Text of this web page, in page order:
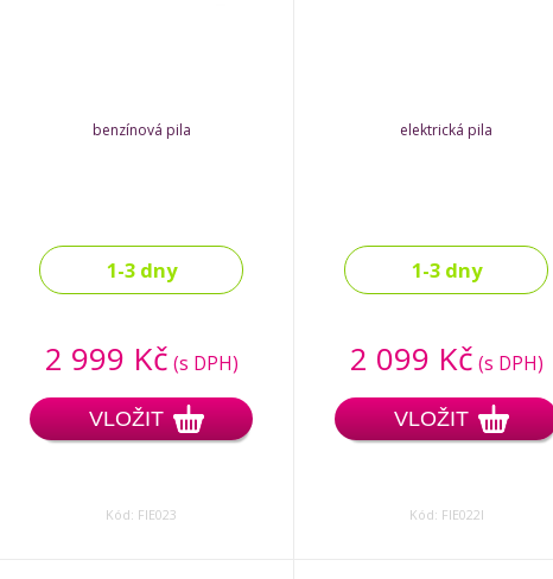
benzínová pila
1-3 dny
2 999 Kč (s DPH)
VLOŽIT
Kód: FIE023
elektrická pila
1-3 dny
2 099 Kč (s DPH)
VLOŽIT
Kód: FIE022l